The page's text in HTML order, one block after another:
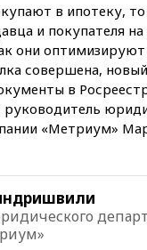
в ипотеку,
и покупателя
они
совершена,
в
«Метриум»